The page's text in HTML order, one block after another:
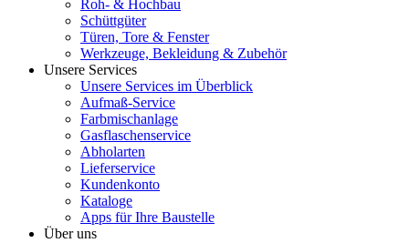
Roh- & Hochbau
Schüttgüter
Türen, Tore & Fenster
Werkzeuge, Bekleidung & Zubehör
Unsere Services
Unsere Services im Überblick
Aufmaß-Service
Farbmischanlage
Gasflaschenservice
Abholarten
Lieferservice
Kundenkonto
Kataloge
Apps für Ihre Baustelle
Über uns